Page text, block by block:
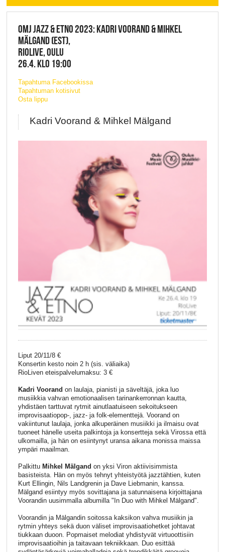
OMJ JAZZ & ETNO 2023: KADRI VOORAND & MIHKEL
MÄLGAND (EST),
RIOLIVE, OULU
26.4. KLO 19:00
Tapahtuma Facebookissa
Tapahtuman kotisivut
Osta lippu
Kadri Voorand & Mihkel Mälgand
Liput 20/11/8 €
Konsertin kesto noin 2 h (sis. väliaika)
RioLiven eteispalvelumaksu: 3 €
Kadri Voorand on laulaja, pianisti ja säveltäjä, joka luo
musiikkia vahvan emotionaalisen tarinankerronnan kautta,
yhdistäen tarttuvat rytmit ainutlaatuiseen sekoitukseen
improvisaatiopop-, jazz- ja folk-elementtejä. Voorand on
vakiintunut laulaja, jonka alkuperäinen musiikki ja ilmaisu ovat
tuoneet hänelle useita palkintoja ja konsertteja sekä Virossa että
ulkomailla, ja hän on esiintynyt uransa aikana monissa maissa
ympäri maailman.
Palkittu Mihkel Mälgand on yksi Viron aktiivisimmista
basisteista. Hän on myös tehnyt yhteistyötä jazztähtien, kuten
Kurt Ellingin, Nils Landgrenin ja Dave Liebmanin, kanssa.
Mälgand esiintyy myös sovittajana ja satunnaisena kirjoittajana
Voorandin uusimmalla albumilla "In Duo with Mihkel Mälgand".
Voorandin ja Mälgandin soitossa kaksikon vahva musiikin ja
rytmin yhteys sekä duon väliset improvisaatiohetket johtavat
tiukkaan duoon. Popmaiset melodiat yhdistyvät virtuoottisiin
improvisaatioihin ja taitavaan tekniikkaan. Duo esittää